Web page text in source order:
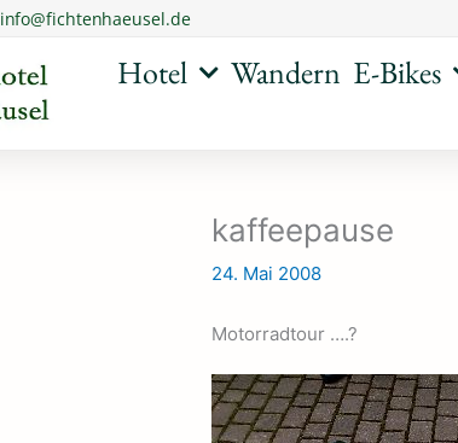
info@fichtenhaeusel.de
Hotel Wandern E-Bikes
kaffeepause
24. Mai 2008
Motorradtour ….?